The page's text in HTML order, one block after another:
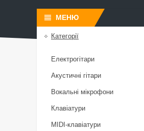
Категорії
Електрогітари
Акустичні гітари
Вокальні мікрофони
Клавіатури
MIDI-клавіатури